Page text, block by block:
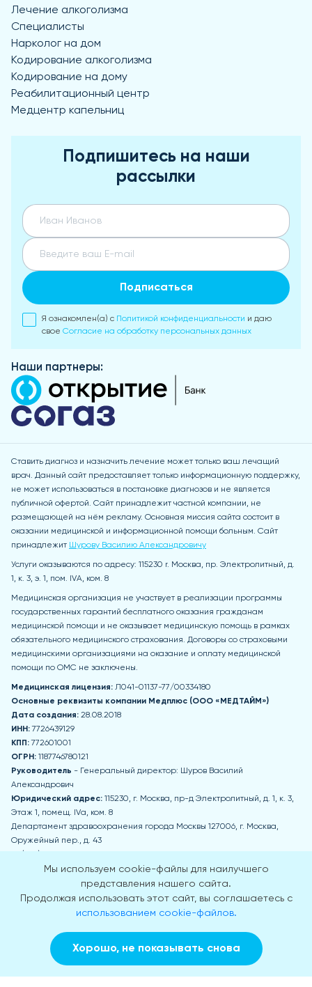
Лечение алкоголизма
Специалисты
Нарколог на дом
Кодирование алкоголизма
Кодирование на дому
Реабилитационный центр
Медцентр капельниц
Подпишитесь на наши
рассылки
Подписаться
Я ознакомлен(а) с Политикой конфиденциальности и даю
свое Согласие на обработку персональных данных
Наши партнеры:
Ставить диагноз и назначить лечение может только ваш лечащий
врач. Данный сайт предоставляет только информационную поддержку,
не может использоваться в постановке диагнозов и не является
публичной офертой. Сайт принадлежит частной компании, не
размещающей на нём рекламу. Основная миссия сайта состоит в
оказании медицинской и информационной помощи больным. Сайт
принадлежит Шурову Василию Александровичу
Услуги оказываются по адресу: 115230 r. Москва, пр. Электролитный, д.
1, к. 3, э. 1, пом. IVA, ком. 8
Медицинская организация не участвует в реализации программы
государственных гарантий бесплатного оказания гражданам
медицинской помощи и не оказывает медицинскую помощь в рамках
обязательного медицинского страхования. Договоры со страховыми
медицинскими организациями на оказание и оплату медицинской
помощи по ОМС не заключены.
Медицинская лицензия: Л041-01137-77/00334180
Основные реквизиты компании Медплюс (ООО «МЕДТАЙМ»)
Дата создания: 28.08.2018
ИНН:7726439129
КПП:772601001
ОГРН: 1187746780121
Руководитель - Генеральный директор: Шуров Василий
Александрович
Юридический адрес: 115230, г. Москва, пр-д Электролитный, д. 1, к. 3,
Этаж 1, помещ. IVа, ком. 8
Департамент здравоохранения города Москвы 127006, г. Москва,
Оружейный пер., д. 43
zdrav@mos.ru
Пн-Чт: 8:00-17:00 Пт: 8:00-15:45 Обед: 12:30-13:15 Сб, Вс - выходные дни
Приемная Департамента здравоохранения города Москвы
Пн-Чт: 9:00-18:00 Пт: 9:00-16:45 Обед: 13:30-14:30 Сб, Вс - выходные дни
© 2018-2026
Мы используем cookie-файлы для наилучшего
представления нашего сайта.
Продолжая использовать этот сайт, вы соглашаетесь с
использованием cookie-файлов.
Хорошо, не показывать снова
Заказать звонок Вызвать врача на дом